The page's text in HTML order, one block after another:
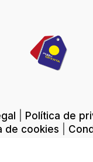
Política de
de cookies